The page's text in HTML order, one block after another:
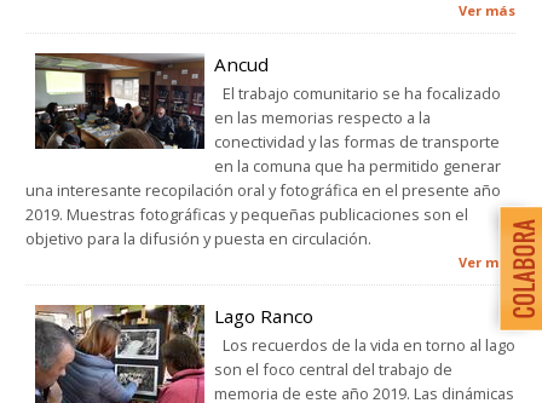
Ver más
Ancud
El trabajo comunitario se ha focalizado
en las memorias respecto a la
conectividad y las formas de transporte
en la comuna que ha permitido generar
una interesante recopilación oral y fotográfica en el presente año
2019. Muestras fotográficas y pequeñas publicaciones son el
objetivo para la difusión y puesta en circulación.
Ver más
Lago Ranco
Los recuerdos de la vida en torno al lago
son el foco central del trabajo de
memoria de este año 2019. Las dinámicas